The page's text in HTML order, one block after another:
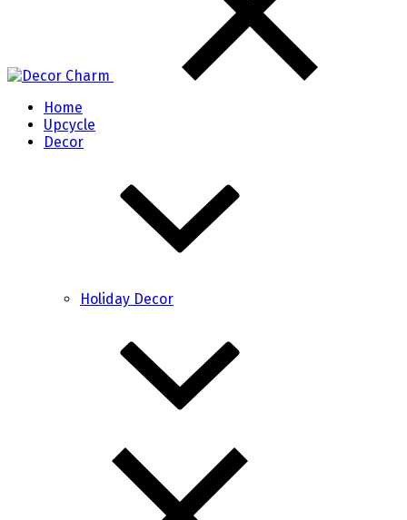
Home
Upcycle
Decor
Holiday Decor